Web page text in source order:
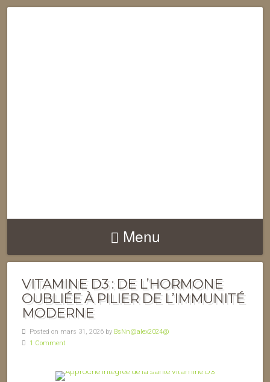
Menu
VITAMINE D3 : DE L’HORMONE
OUBLIÉE À PILIER DE L’IMMUNITÉ
MODERNE
Posted on mars 31, 2026 by BsNn@alex2024@
1 Comment